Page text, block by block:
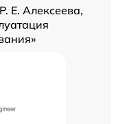
Е. Алексеева,